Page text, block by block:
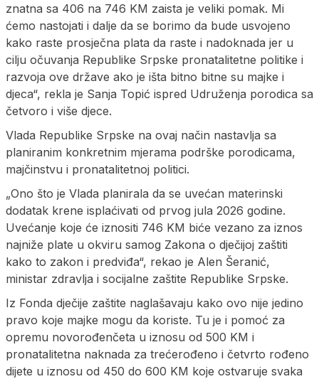
znatna sa 406 na 746 KM zaista je veliki pomak. Mi
ćemo nastojati i dalje da se borimo da bude usvojeno
kako raste prosječna plata da raste i nadoknada jer u
cilju očuvanja Republike Srpske pronatalitetne politike i
razvoja ove države ako je išta bitno bitne su majke i
djeca“, rekla je Sanja Topić ispred Udruženja porodica sa
četvoro i više djece.
Vlada Republike Srpske na ovaj način nastavlja sa
planiranim konkretnim mjerama podrške porodicama,
majčinstvu i pronatalitetnoj politici.
„Ono što je Vlada planirala da se uvećan materinski
dodatak krene isplaćivati od prvog jula 2026 godine.
Uvećanje koje će iznositi 746 KM biće vezano za iznos
najniže plate u okviru samog Zakona o dječijoj zaštiti
kako to zakon i predviđa“, rekao je Alen Šeranić,
ministar zdravlja i socijalne zaštite Republike Srpske.
Iz Fonda dječije zaštite naglašavaju kako ovo nije jedino
pravo koje majke mogu da koriste. Tu je i pomoć za
opremu novorođenčeta u iznosu od 500 KM i
pronatalitetna naknada za trećerođeno i četvrto rođeno
dijete u iznosu od 450 do 600 KM koje ostvaruje svaka